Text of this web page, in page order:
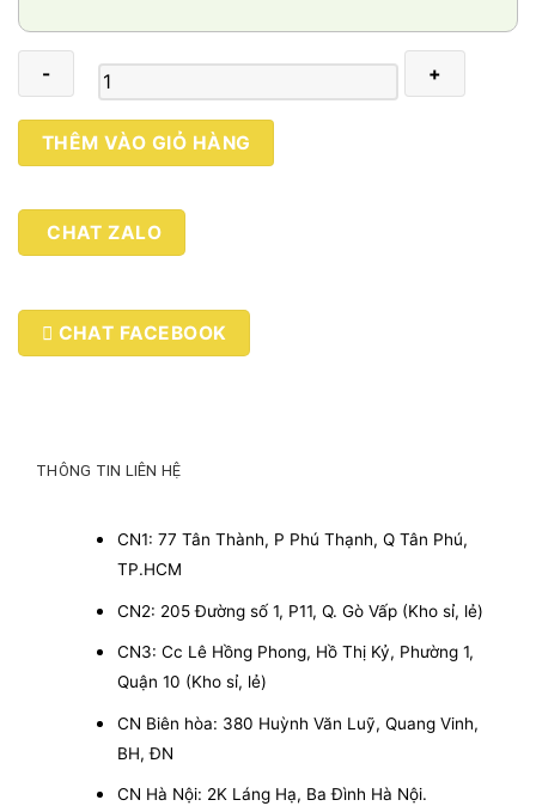
Hoa
lan
Gòn
007
THÊM VÀO GIỎ HÀNG
CHAT ZALO
CHAT FACEBOOK
THÔNG TIN LIÊN HỆ
CN1: 77 Tân Thành, P Phú Thạnh, Q Tân Phú,
TP.HCM
CN2: 205 Đường số 1, P11, Q. Gò Vấp (Kho sỉ, lẻ)
CN3: Cc Lê Hồng Phong, Hồ Thị Kỷ, Phường 1,
Quận 10 (Kho sỉ, lẻ)
CN Biên hòa: 380 Huỳnh Văn Luỹ, Quang Vinh,
BH, ĐN
CN Hà Nội: 2K Láng Hạ, Ba Đình Hà Nội.